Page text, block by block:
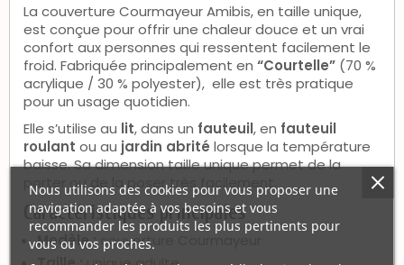
La couverture Courmayeur Amibis, en taille unique,
est conçue pour offrir une chaleur douce et un vrai
confort aux personnes qui ressentent facilement le
froid. Fabriquée principalement en “Courtelle” (70 %
acrylique / 30 % polyester), elle est très pratique
pour un usage quotidien.
Elle s’utilise au lit, dans un fauteuil, en fauteuil
roulant ou au jardin abrité lorsque la température
baisse. Sa dimension taille unique permet de la
porter ou de la poser très facilement.
Caractéristiques principales
Modèle :couverture Courmayeur
Nous utilisons des cookies pour vous proposer une
navigation adaptée à vos besoins et vous
recommander les produits les plus pertinents pour
vous ou vos proches.